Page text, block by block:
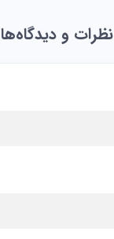
نظرات و دیدگاه‌ها